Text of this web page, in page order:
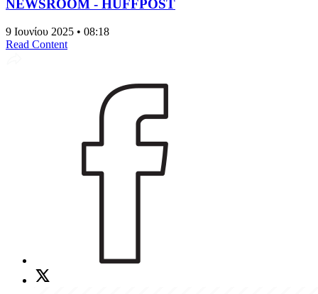
NEWSROOM - HUFFPOST
9 Ιουνίου 2025 • 08:18
Read Content